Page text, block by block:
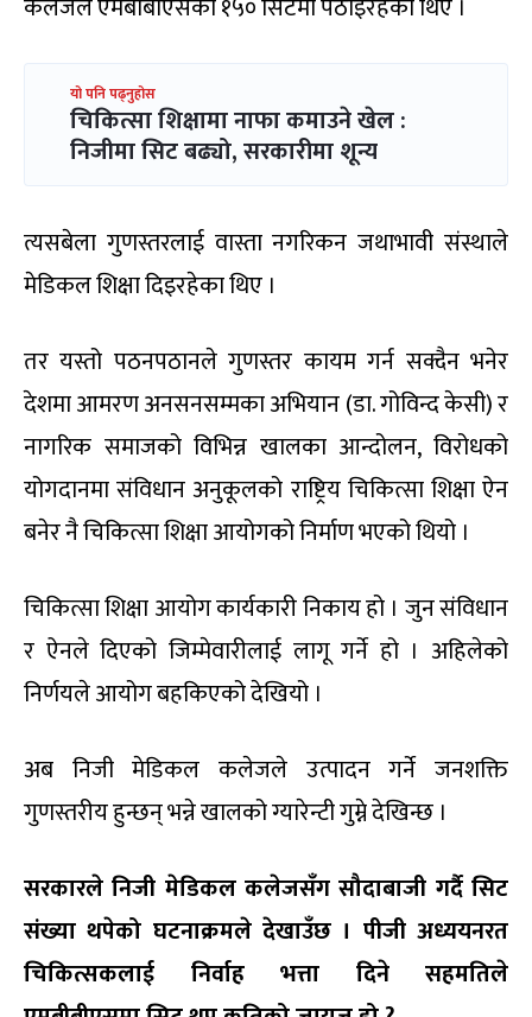
कलेजले एमबीबीएसको १५० सिटमा पठाइरहेको थिए ।
यो पनि पढ्नुहोस
चिकित्सा शिक्षामा नाफा कमाउने खेल :
निजीमा सिट बढ्यो, सरकारीमा शून्य
त्यसबेला गुणस्तरलाई वास्ता नगरिकन जथाभावी संस्थाले
मेडिकल शिक्षा दिइरहेका थिए ।
तर यस्तो पठनपठानले गुणस्तर कायम गर्न सक्दैन भनेर
देशमा आमरण अनसनसम्मका अभियान (डा. गोविन्द केसी) र
नागरिक समाजको विभिन्न खालका आन्दोलन, विरोधको
योगदानमा संविधान अनुकूलको राष्ट्रिय चिकित्सा शिक्षा ऐन
बनेर नै चिकित्सा शिक्षा आयोगको निर्माण भएको थियो ।
चिकित्सा शिक्षा आयोग कार्यकारी निकाय हो । जुन संविधान
र ऐनले दिएको जिम्मेवारीलाई लागू गर्ने हो । अहिलेको
निर्णयले आयोग बहकिएको देखियो ।
अब निजी मेडिकल कलेजले उत्पादन गर्ने जनशक्ति
गुणस्तरीय हुन्छन् भन्ने खालको ग्यारेन्टी गुम्ने देखिन्छ ।
सरकारले निजी मेडिकल कलेजसँग सौदाबाजी गर्दै सिट
संख्या थपेको घटनाक्रमले देखाउँछ । पीजी अध्ययनरत
चिकित्सकलाई निर्वाह भत्ता दिने सहमतिले